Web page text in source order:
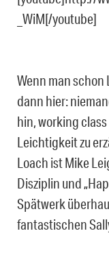
_WiM[/youtube]
Wenn man
dann hier:
hin, working
Leichtigkeit zu
Loach ist Mike
Disziplin und
Spätwerk
fantastischen